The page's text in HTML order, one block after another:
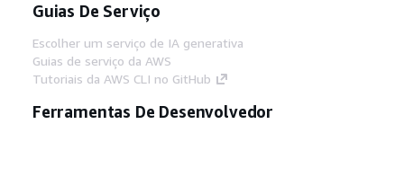
Guias De Serviço
Escolher um serviço de IA generativa
Guias de serviço da AWS
Tutoriais da AWS CLI no GitHub
Ferramentas De Desenvolvedor